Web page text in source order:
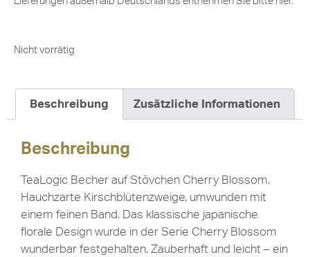
Nicht vorrätig
Beschreibung Zusätzliche Informationen
Beschreibung
TeaLogic Becher auf Stövchen Cherry Blossom.
Hauchzarte Kirschblütenzweige, umwunden mit
einem feinen Band. Das klassische japanische
florale Design wurde in der Serie Cherry Blossom
wunderbar festgehalten. Zauberhaft und leicht – ein